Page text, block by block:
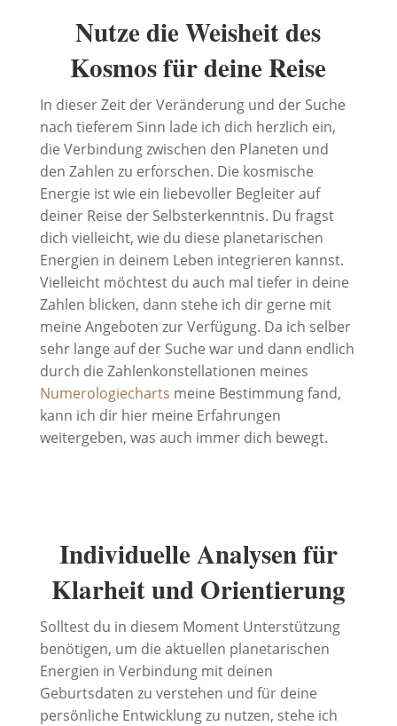
Nutze die Weisheit des
Kosmos für deine Reise
In dieser Zeit der Veränderung und der Suche
nach tieferem Sinn lade ich dich herzlich ein,
die Verbindung zwischen den Planeten und
den Zahlen zu erforschen. Die kosmische
Energie ist wie ein liebevoller Begleiter auf
deiner Reise der Selbsterkenntnis. Du fragst
dich vielleicht, wie du diese planetarischen
Energien in deinem Leben integrieren kannst.
Vielleicht möchtest du auch mal tiefer in deine
Zahlen blicken, dann stehe ich dir gerne mit
meine Angeboten zur Verfügung. Da ich selber
sehr lange auf der Suche war und dann endlich
durch die Zahlenkonstellationen meines
Numerologiecharts meine Bestimmung fand,
kann ich dir hier meine Erfahrungen
weitergeben, was auch immer dich bewegt.
Individuelle Analysen für
Klarheit und Orientierung
Solltest du in diesem Moment Unterstützung
benötigen, um die aktuellen planetarischen
Energien in Verbindung mit deinen
Geburtsdaten zu verstehen und für deine
persönliche Entwicklung zu nutzen, stehe ich